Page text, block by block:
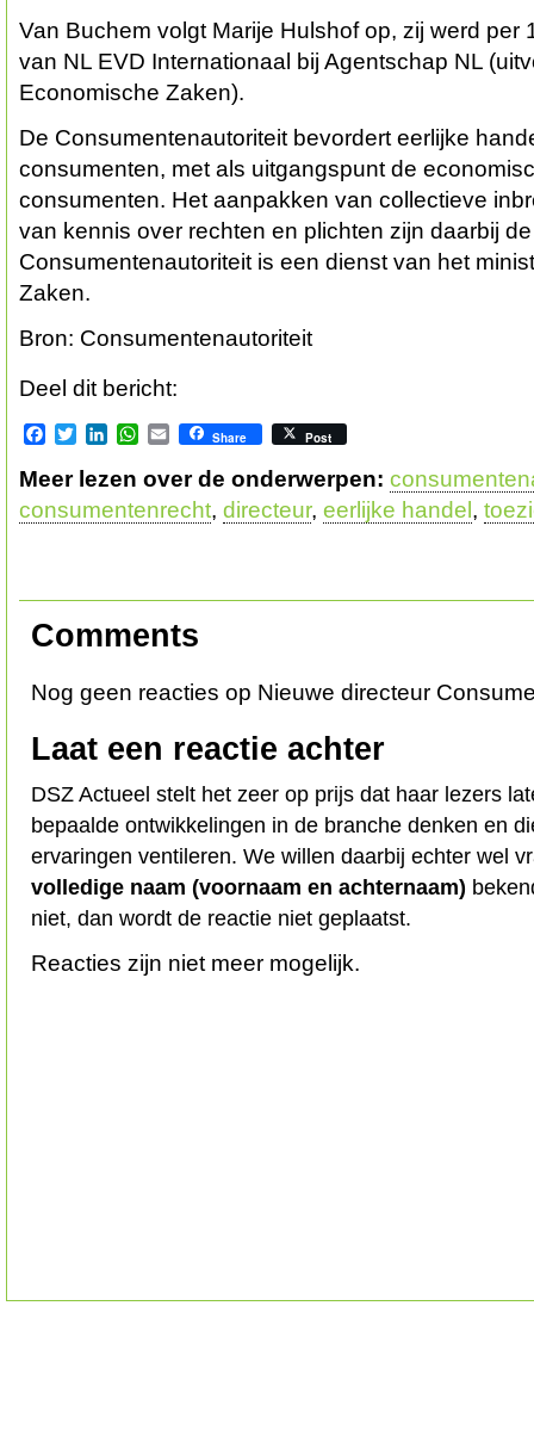
Van Buchem volgt Marije Hulshof op, zij werd per
van NL EVD Internationaal bij Agentschap NL
Economische Zaken).
De Consumentenautoriteit bevordert eerlijke
consumenten, met als uitgangspunt de
consumenten. Het aanpakken van collectieve
van kennis over rechten en plichten zijn daarbij
Consumentenautoriteit is een dienst van het
Zaken.
Bron: Consumentenautoriteit
Deel dit bericht:
Facebook
TwitterLinkedInWhatsApp
EmailShare Post
Meer lezen over de onderwerpen:
consumentenrecht, directeur, eerlijke handel ,
Comments
Nog geen reacties op Nieuwe directeur
Laat een reactie achter
DSZ Actueel stelt het zeer op prijs dat haar lezers
bepaalde ontwikkelingen in de branche denken en
ervaringen ventileren. We willen daarbij echter wel
volledige naam (voornaam en achternaam)
niet, dan wordt de reactie niet geplaatst.
Reacties zijn niet meer mogelijk.